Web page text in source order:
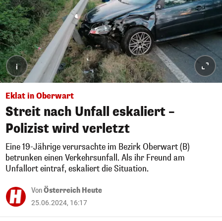
i
Eklat in Oberwart
Streit nach Unfall eskaliert –
Polizist wird verletzt
Eine 19-Jährige verursachte im Bezirk Oberwart (B)
betrunken einen Verkehrsunfall. Als ihr Freund am
Unfallort eintraf, eskaliert die Situation.
VonÖsterreich Heute
25.06.2024, 16:17